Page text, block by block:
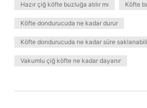
Hazır çiğ köfte buzluğa atılır mı Köfte
Köfte dondurucuda ne kadar durur
Köfte dondurucuda ne kadar süre
Vakumlu çiğ köfte ne kadar dayanır